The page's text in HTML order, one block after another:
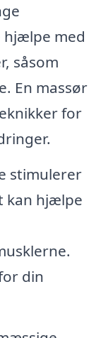
hjælpe med
såsom
En massør
for
stimulerer
kan hjælpe
din